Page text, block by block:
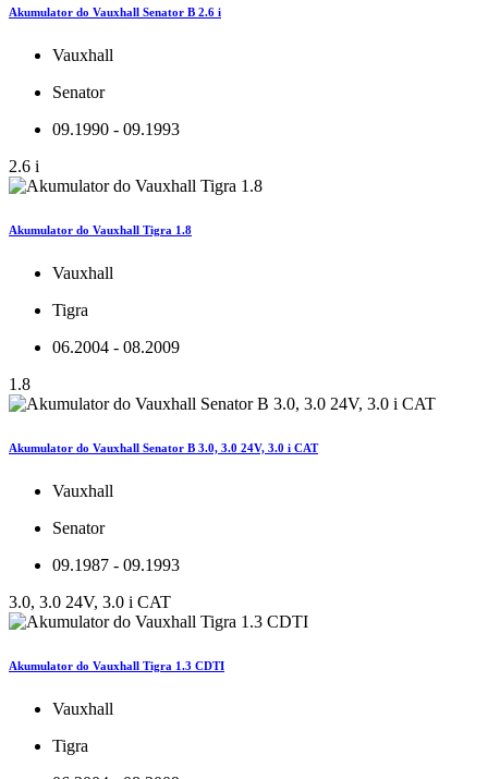
Akumulator do Vauxhall Senator B 2.6 i
Vauxhall
Senator
09.1990 - 09.1993
2.6 i
Akumulator do Vauxhall Tigra 1.8
Vauxhall
Tigra
06.2004 - 08.2009
1.8
Akumulator do Vauxhall Senator B 3.0, 3.0 24V, 3.0 i CAT
Vauxhall
Senator
09.1987 - 09.1993
3.0, 3.0 24V, 3.0 i CAT
Akumulator do Vauxhall Tigra 1.3 CDTI
Vauxhall
Tigra